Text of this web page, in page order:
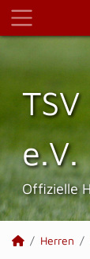
e.V.
Offizielle
Herren